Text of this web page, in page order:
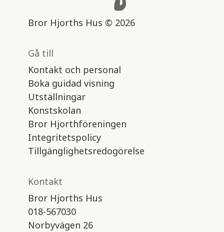
Bror Hjorths Hus © 2026
Gå till
Kontakt och personal
Boka guidad visning
Utställningar
Konstskolan
Bror Hjorthföreningen
Integritetspolicy
Tillgänglighetsredogörelse
Kontakt
Bror Hjorths Hus
018-567030
Norbyvägen 26